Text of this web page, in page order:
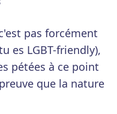
pas forcément
es LGBT-friendly),
pétées à ce point
que la nature